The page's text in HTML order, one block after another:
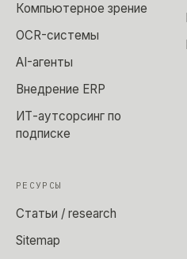
Компьютерное зрение
OCR-системы
AI-агенты
Внедрение ERP
ИТ-аутсорсинг по
подписке
РЕСУРСЫ
Статьи / research
Sitemap